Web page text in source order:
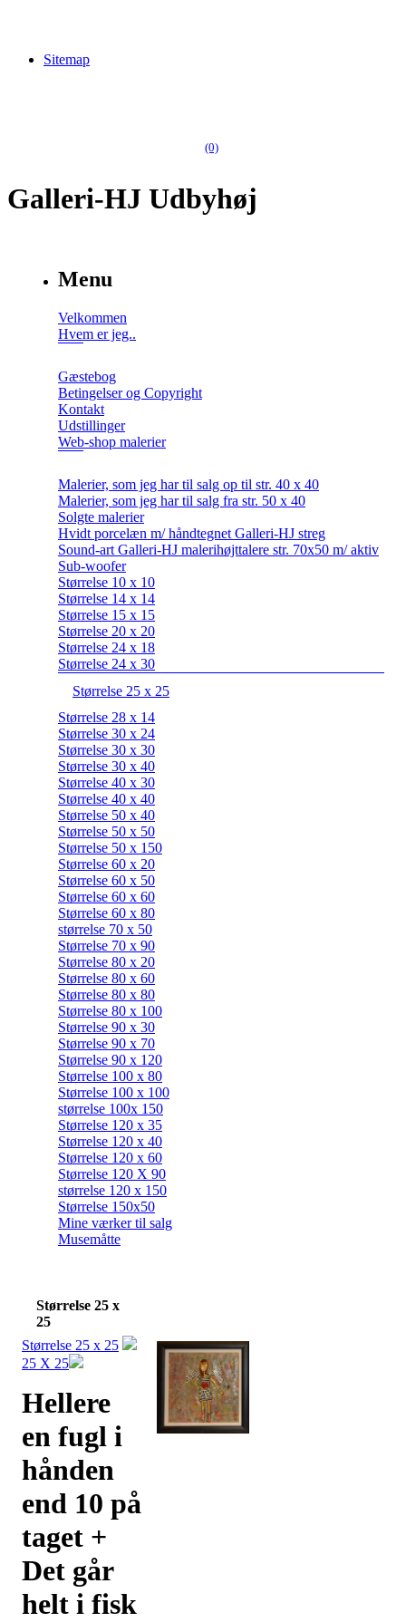
Sitemap
(0)
Galleri-HJ Udbyhøj
Menu
Velkommen
Hvem er jeg..
Gæstebog
Betingelser og Copyright
Kontakt
Udstillinger
Web-shop malerier
Malerier, som jeg har til salg op til str. 40 x 40
Malerier, som jeg har til salg fra str. 50 x 40
Solgte malerier
Hvidt porcelæn m/ håndtegnet Galleri-HJ streg
Sound-art Galleri-HJ malerihøjttalere str. 70x50 m/ aktiv
Sub-woofer
Størrelse 10 x 10
Størrelse 14 x 14
Størrelse 15 x 15
Størrelse 20 x 20
Størrelse 24 x 18
Størrelse 24 x 30
Størrelse 25 x 25
Størrelse 28 x 14
Størrelse 30 x 24
Størrelse 30 x 30
Størrelse 30 x 40
Størrelse 40 x 30
Størrelse 40 x 40
Størrelse 50 x 40
Størrelse 50 x 50
Størrelse 50 x 150
Størrelse 60 x 20
Størrelse 60 x 50
Størrelse 60 x 60
Størrelse 60 x 80
størrelse 70 x 50
Størrelse 70 x 90
Størrelse 80 x 20
Størrelse 80 x 60
Størrelse 80 x 80
Størrelse 80 x 100
Størrelse 90 x 30
Størrelse 90 x 70
Størrelse 90 x 120
Størrelse 100 x 80
Størrelse 100 x 100
størrelse 100x 150
Størrelse 120 x 35
Størrelse 120 x 40
Størrelse 120 x 60
Størrelse 120 X 90
størrelse 120 x 150
Størrelse 150x50
Mine værker til salg
Musemåtte
Størrelse 25 x
25
Størrelse 25 x 25
25 X 25
Hellere
en fugl i
hånden
end 10 på
taget +
Det går
helt i fisk